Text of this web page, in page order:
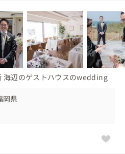
海辺のゲストハウスのwedding
岡県